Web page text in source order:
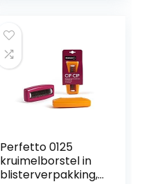
Perfetto 0125
kruimelborstel in
blisterverpakking,